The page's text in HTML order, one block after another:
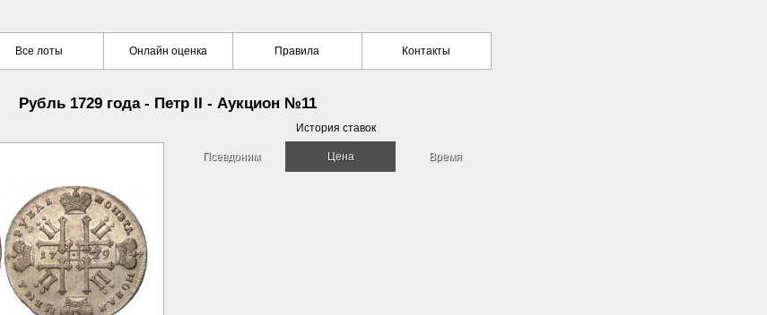
Все лоты Онлайн оценка Правила Контакты
Рубль 1729 года - Петр II - Аукцион №11
История ставок
Псевдоним Цена Время